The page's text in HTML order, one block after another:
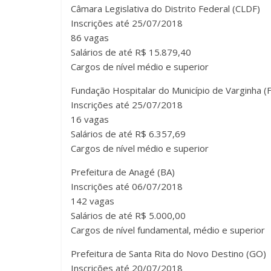
Câmara Legislativa do Distrito Federal (CLDF)
Inscrições até 25/07/2018
86 vagas
Salários de até R$ 15.879,40
Cargos de nível médio e superior
Fundação Hospitalar do Município de Varginha
Inscrições até 25/07/2018
16 vagas
Salários de até R$ 6.357,69
Cargos de nível médio e superior
Prefeitura de Anagé (BA)
Inscrições até 06/07/2018
142 vagas
Salários de até R$ 5.000,00
Cargos de nível fundamental, médio e superior
Prefeitura de Santa Rita do Novo Destino (GO)
Inscrições até 20/07/2018